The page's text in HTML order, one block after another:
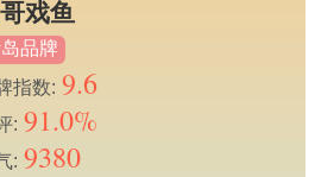
戏鱼
品牌
指数: 9.6
: 91.0%
: 9380